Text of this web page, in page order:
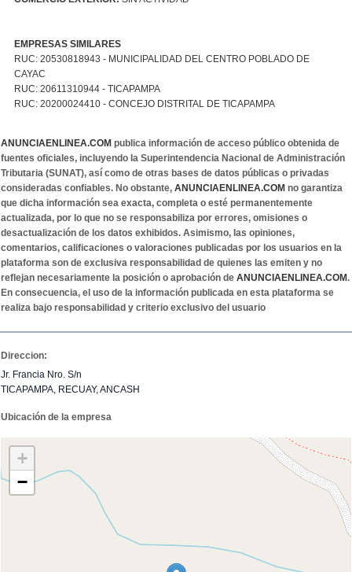
EMPRESAS SIMILARES
RUC: 20530818943 - MUNICIPALIDAD DEL CENTRO POBLADO DE
CAYAC
RUC: 20611310944 - TICAPAMPA
RUC: 20200024410 - CONCEJO DISTRITAL DE TICAPAMPA
ANUNCIAENLINEA.COM publica información de acceso público obtenida de
fuentes oficiales, incluyendo la Superintendencia Nacional de Administración
Tributaria (SUNAT), así como de otras bases de datos públicas o privadas
consideradas confiables. No obstante, ANUNCIAENLINEA.COM no garantiza
que dicha información sea exacta, completa o esté permanentemente
actualizada, por lo que no se responsabiliza por errores, omisiones o
desactualización de los datos exhibidos. Asimismo, las opiniones,
comentarios, calificaciones o valoraciones publicadas por los usuarios en la
plataforma son de exclusiva responsabilidad de quienes las emiten y no
reflejan necesariamente la posición o aprobación de ANUNCIAENLINEA.COM.
En consecuencia, el uso de la información publicada en esta plataforma se
realiza bajo responsabilidad y criterio exclusivo del usuario
Direccion:
Jr. Francia Nro. S/n
TICAPAMPA, RECUAY, ANCASH
Ubicación de la empresa
+
−